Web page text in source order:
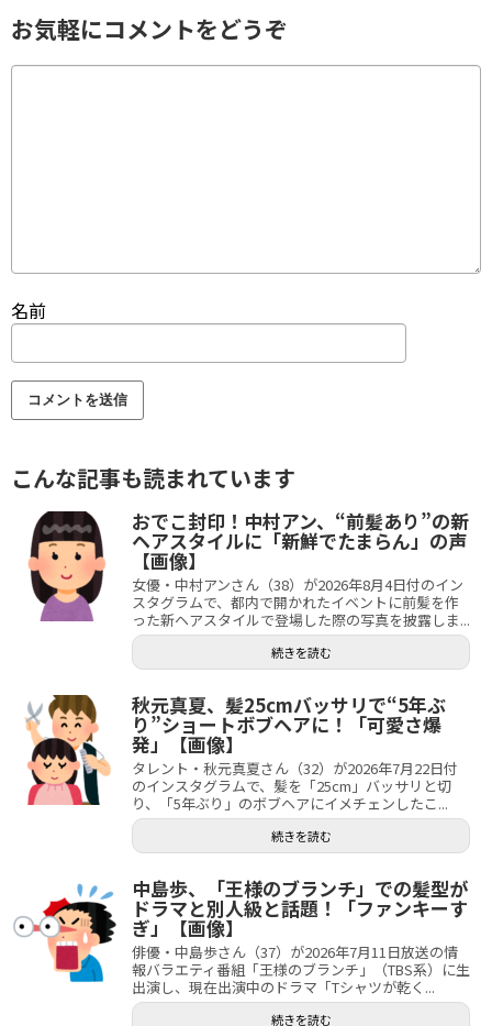
お気軽にコメントをどうぞ
名前
こんな記事も読まれています
おでこ封印！中村アン、“前髪あり”の新
ヘアスタイルに「新鮮でたまらん」の声
【画像】
女優・中村アンさん（38）が2026年8月4日付のイン
スタグラムで、都内で開かれたイベントに前髪を作
った新ヘアスタイルで登場した際の写真を披露しま...
続きを読む
秋元真夏、髪25cmバッサリで“5年ぶ
り”ショートボブヘアに！「可愛さ爆
発」【画像】
タレント・秋元真夏さん（32）が2026年7月22日付
のインスタグラムで、髪を「25cm」バッサリと切
り、「5年ぶり」のボブヘアにイメチェンしたこ...
続きを読む
中島歩、「王様のブランチ」での髪型が
ドラマと別人級と話題！「ファンキーす
ぎ」【画像】
俳優・中島歩さん（37）が2026年7月11日放送の情
報バラエティ番組「王様のブランチ」（TBS系）に生
出演し、現在出演中のドラマ「Tシャツが乾く...
続きを読む